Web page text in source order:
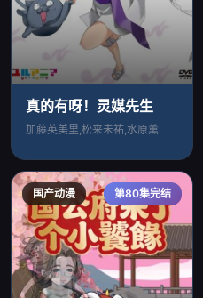
真的有呀！灵媒先生
加藤英美里,松来未祐,水原薰
国产动漫 第80集完结